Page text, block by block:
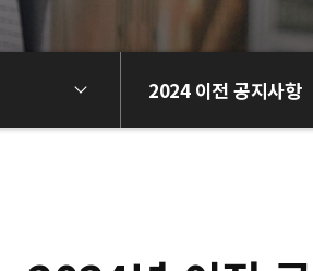
2024 이전 공지사항